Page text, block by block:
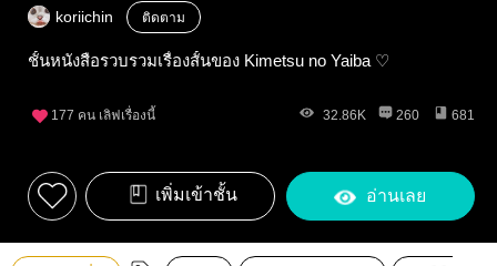
koriichin ติดตาม
ชั้นหนังสือรวบรวมเรื่องสั้นของ Kimetsu no Yaiba ♡
177 คน เลิฟเรื่องนี้ 32.86K 260 681
เพิ่มเข้าชั้น อ่านเลย